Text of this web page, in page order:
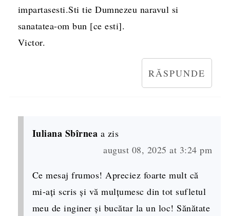
impartasesti.Sti tie Dumnezeu naravul si
sanatatea-om bun [ce esti].
Victor.
RĂSPUNDE
Iuliana Sbîrnea a zis
august 08, 2025 at 3:24 pm
Ce mesaj frumos! Apreciez foarte mult că
mi-ați scris și vă mulțumesc din tot sufletul
meu de inginer și bucătar la un loc! Sănătate